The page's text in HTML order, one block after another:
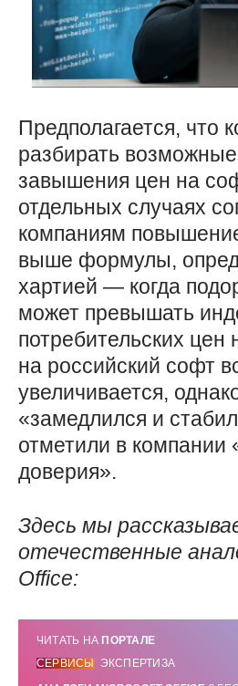
Предполагается, что
разбирать
завышения цен на
отдельных случаях
компаниям
выше формулы,
хартией — когда
может превышать
потребительских цен
на российский софт
увеличивается,
«замедлился и
отметили в компании
доверия».
Здесь мы
отечественные
Office:
ЧИТАТЬ НА ПОРТАЛЕ
СЕРВИСЫ
ЭКСПЕРТИЗА